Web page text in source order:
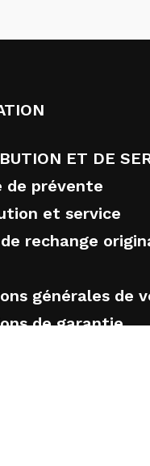
ET DE
de prévente
et service
rechange
générales de
de garantie